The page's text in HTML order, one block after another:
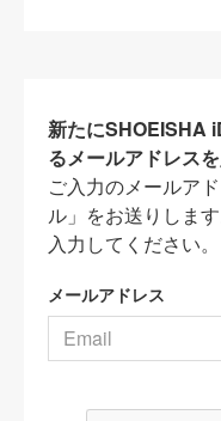
新たにSHOEISHA
るメールアドレス
ご入力のメールア
ル」をお送りしま
入力してください。
メールアドレス